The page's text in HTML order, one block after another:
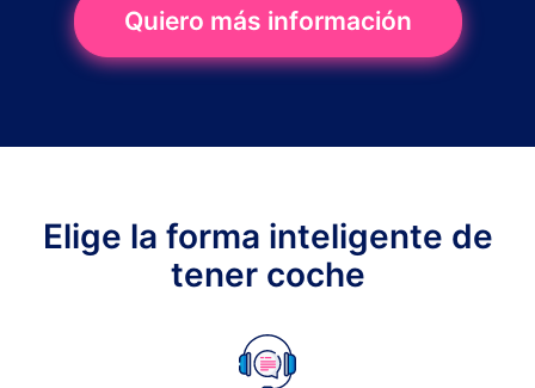
Quiero más información
Elige la forma inteligente de
tener coche